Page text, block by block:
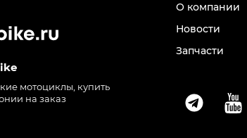
мотоциклы, купить
на заказ
О компании
Новости
Запчасти